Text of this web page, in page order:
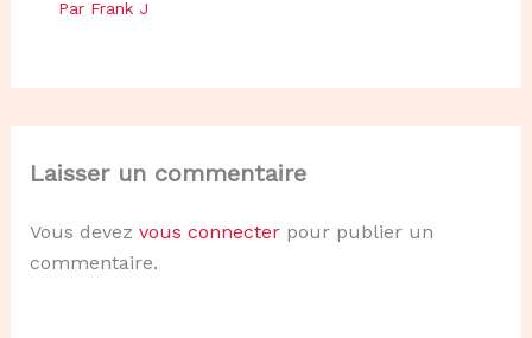
Par Frank J
Laisser un commentaire
Vous devez vous connecterpour publier un
commentaire.